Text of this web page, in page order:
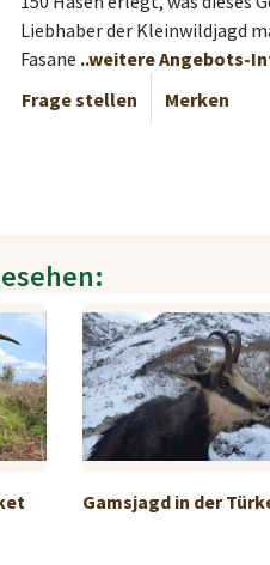
Liebhaber der Kleinwildjagd
Fasane ..weitere Angebots-
Frage stellen
Merken
Gamsjagd in der